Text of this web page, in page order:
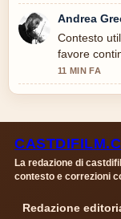
Andrea
Contesto
favore
11 MIN FA
La redazione di
contesto e correzioni
Redazione